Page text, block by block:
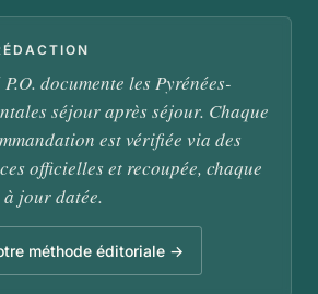
P.O. documente les Pyrénées-
séjour après séjour. Chaque
est vérifiée via des
officielles et recoupée, chaque
à jour datée.
méthode éditoriale →